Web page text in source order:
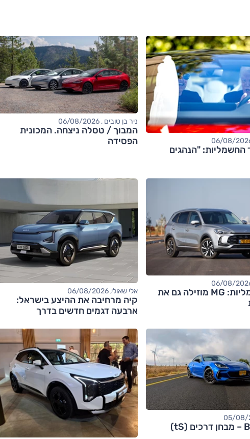
החשמליות: "הנהגים
ניר בן טובים , 06/08/2026
המבוך / טסלה ניצחה. המכונית
הפסידה
אחרי החשמליות: MG מוזילה גם את
אלי שאולי, 06/08/2026
קיה מרחיבה את ההיצע בישראל:
ארבעה דגמים חדשים בדרך